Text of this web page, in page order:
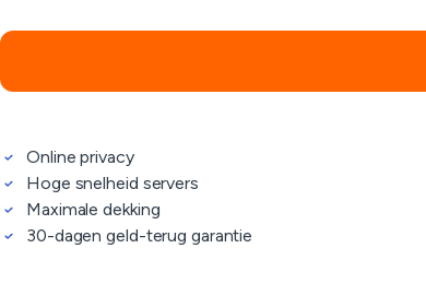
Online privacy
Hoge snelheid servers
Maximale dekking
30-dagen geld-terug garantie